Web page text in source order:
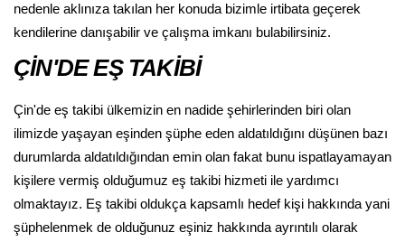
nedenle aklınıza takılan her konuda bizimle irtibata geçerek
kendilerine danışabilir ve çalışma imkanı bulabilirsiniz.
ÇİN'DE EŞ TAKİBİ
Çin'de eş takibi ülkemizin en nadide şehirlerinden biri olan
ilimizde yaşayan eşinden şüphe eden aldatıldığını düşünen bazı
durumlarda aldatıldığından emin olan fakat bunu ispatlayamayan
kişilere vermiş olduğumuz eş takibi hizmeti ile yardımcı
olmaktayız. Eş takibi oldukça kapsamlı hedef kişi hakkında yani
şüphelenmek de olduğunuz eşiniz hakkında ayrıntılı olarak